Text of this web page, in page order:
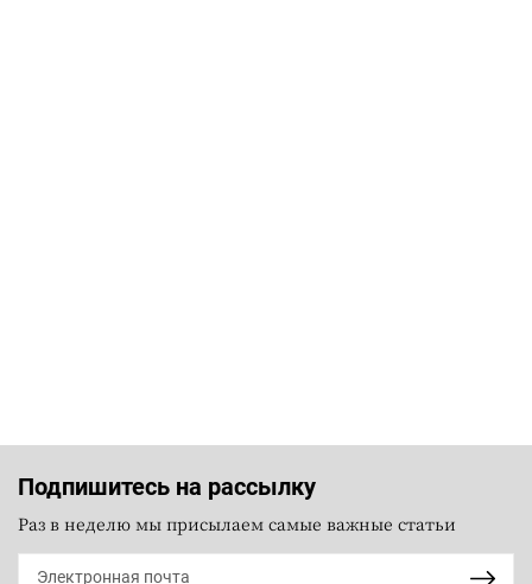
Подпишитесь на рассылку
Раз в неделю мы присылаем самые важные статьи